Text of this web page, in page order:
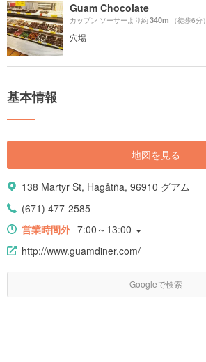
Guam Chocolate
カップン ソーサーより約340m （徒歩6分）
穴場
基本情報
地図を見る
138 Martyr St, Hagåtña, 96910 グアム
(671) 477-2585
営業時間外 7:00～13:00
http://www.guamdiner.com/
Googleで検索